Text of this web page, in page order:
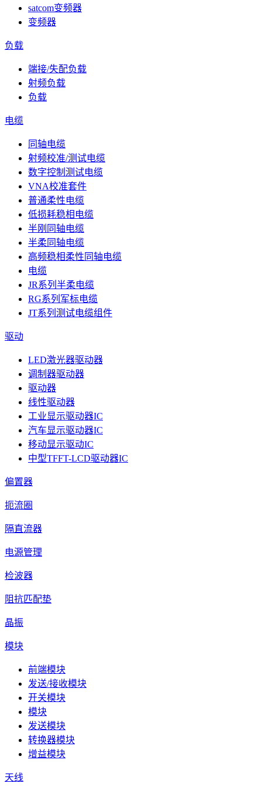
satcom变频器
变频器
负载
端接/失配负载
射频负载
负载
电缆
同轴电缆
射频校准/测试电缆
数字控制测试电缆
VNA校准套件
普通柔性电缆
低损耗稳相电缆
半刚同轴电缆
半柔同轴电缆
高频稳相柔性同轴电缆
电缆
JR系列半柔电缆
RG系列军标电缆
JT系列测试电缆组件
驱动
LED激光器驱动器
调制器驱动器
驱动器
线性驱动器
工业显示驱动器IC
汽车显示驱动器IC
移动显示驱动IC
中型TFFT-LCD驱动器IC
偏置器
扼流圈
隔直流器
电源管理
检波器
阻抗匹配垫
晶振
模块
前端模块
发送/接收模块
开关模块
模块
发送模块
转换器模块
增益模块
天线